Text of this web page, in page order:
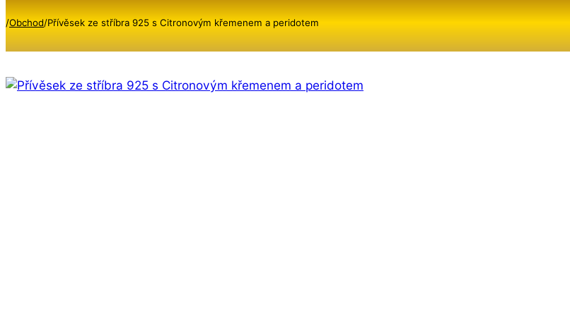
/Obchod/Přívěsek ze stříbra 925 s Citronovým křemenem a peridotem